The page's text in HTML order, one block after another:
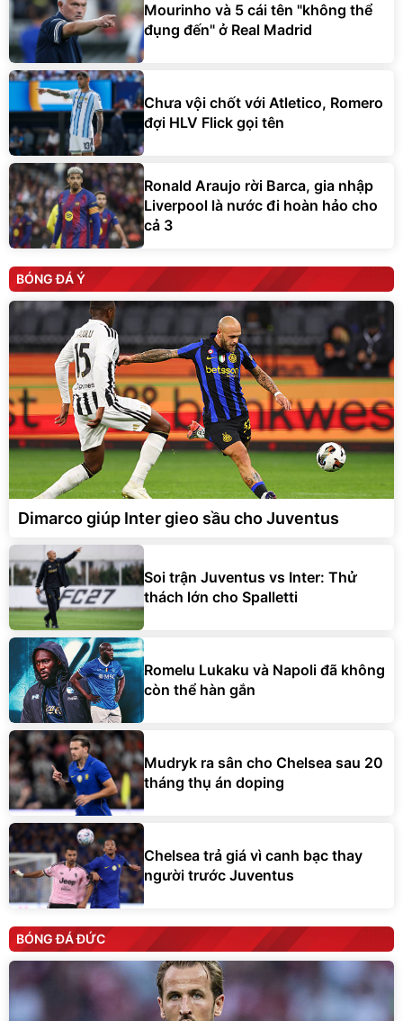
Mourinho và 5 cái tên "không thể
đụng đến" ở Real Madrid
Chưa vội chốt với Atletico, Romero
đợi HLV Flick gọi tên
Ronald Araujo rời Barca, gia nhập
Liverpool là nước đi hoàn hảo cho
cả 3
BÓNG ĐÁ Ý
Dimarco giúp Inter gieo sầu cho Juventus
Soi trận Juventus vs Inter: Thử
thách lớn cho Spalletti
Romelu Lukaku và Napoli đã không
còn thể hàn gắn
Mudryk ra sân cho Chelsea sau 20
tháng thụ án doping
Chelsea trả giá vì canh bạc thay
người trước Juventus
BÓNG ĐÁ ĐỨC